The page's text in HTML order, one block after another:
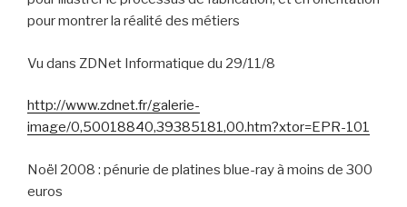
pour montrer la réalité des métiers
Vu dans ZDNet Informatique du 29/11/8
http://www.zdnet.fr/galerie-
image/0,50018840,39385181,00.htm?xtor=EPR-101
Noël 2008 : pénurie de platines blue-ray à moins de 300
euros